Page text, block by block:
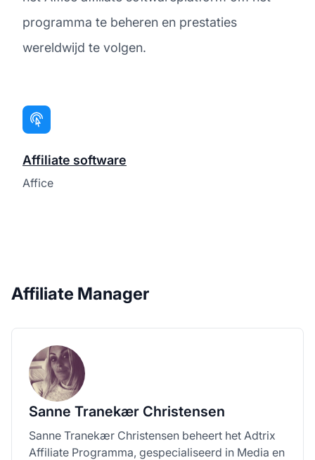
programma te beheren en prestaties
wereldwijd te volgen.
Affiliate software
Affice
Affiliate Manager
Sanne Tranekær Christensen
Sanne Tranekær Christensen beheert het Adtrix
Affiliate Programma, gespecialiseerd in Media en